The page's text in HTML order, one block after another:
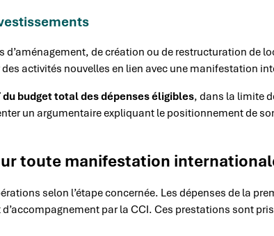
de création ou de restructuration de
activités nouvelles en lien avec une manifestation
du budget total des dépenses éligibles, dans la limite
un argumentaire expliquant le positionnement de
toute manifestation
selon l’étape concernée. Les dépenses de la
par la CCI. Ces prestations sont